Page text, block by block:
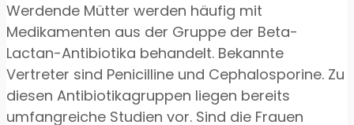
Werdende Mütter werden häufig mit
Medikamenten aus der Gruppe der Beta-
Lactan-Antibiotika behandelt. Bekannte
Vertreter sind Penicilline und Cephalosporine. Zu
diesen Antibiotikagruppen liegen bereits
umfangreiche Studien vor. Sind die Frauen